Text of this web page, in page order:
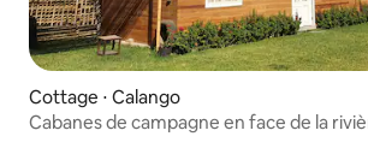
Cottage ⋅ Calango
Cabanes de campagne en face de la